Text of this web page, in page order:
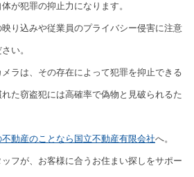
が犯罪の抑止力になります。
り込みや従業員のプライバシー侵害に注意
い。
ラは、その存在によって犯罪を抑止できる
た窃盗犯には高確率で偽物と見破られるた
動産のことなら国立不動産有限会社へ。
フが、お客様に合うお住まい探しをサポー